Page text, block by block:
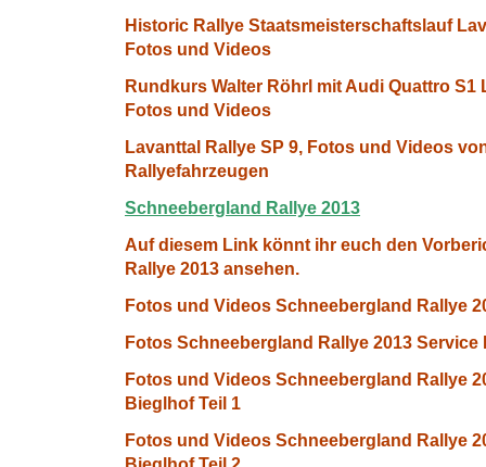
Historic Rallye Staatsmeisterschaftslauf
Fotos und Videos
Rundkurs Walter Röhrl mit Audi Quattro S1
Fotos und Videos
Lavanttal Rallye SP 9, Fotos und Videos
Rallyefahrzeugen
Schneebergland Rallye 2013
Auf diesem Link könnt ihr euch den
Rallye 2013 ansehen.
Fotos und Videos Schneebergland Rallye
Fotos Schneebergland Rallye 2013 Service
Fotos und Videos Schneebergland Rallye
Bieglhof Teil 1
Fotos und Videos Schneebergland Rallye